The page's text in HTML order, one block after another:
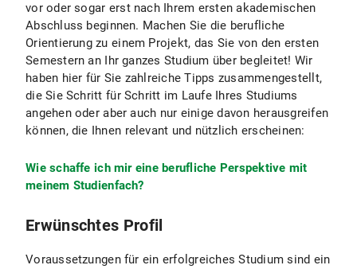
vor oder sogar erst nach Ihrem ersten akademischen
Abschluss beginnen. Machen Sie die berufliche
Orientierung zu einem Projekt, das Sie von den ersten
Semestern an Ihr ganzes Studium über begleitet! Wir
haben hier für Sie zahlreiche Tipps zusammengestellt,
die Sie Schritt für Schritt im Laufe Ihres Studiums
angehen oder aber auch nur einige davon herausgreifen
können, die Ihnen relevant und nützlich erscheinen:
Wie schaffe ich mir eine berufliche Perspektive mit
meinem Studienfach?
Erwünschtes Profil
Voraussetzungen für ein erfolgreiches Studium sind ein